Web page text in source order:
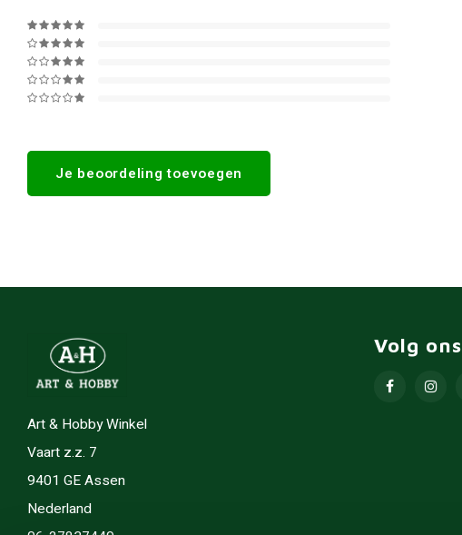
Je beoordeling toevoegen
Art & Hobby Winkel
Vaart z.z. 7
9401 GE Assen
Nederland
Volg ons